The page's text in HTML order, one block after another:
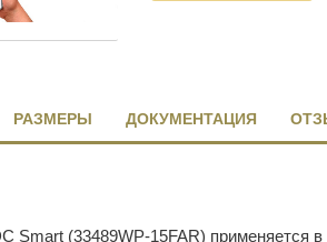
РАЗМЕРЫ ДОКУМЕНТАЦИЯ
Smart (33489WP-15FAR) применяется